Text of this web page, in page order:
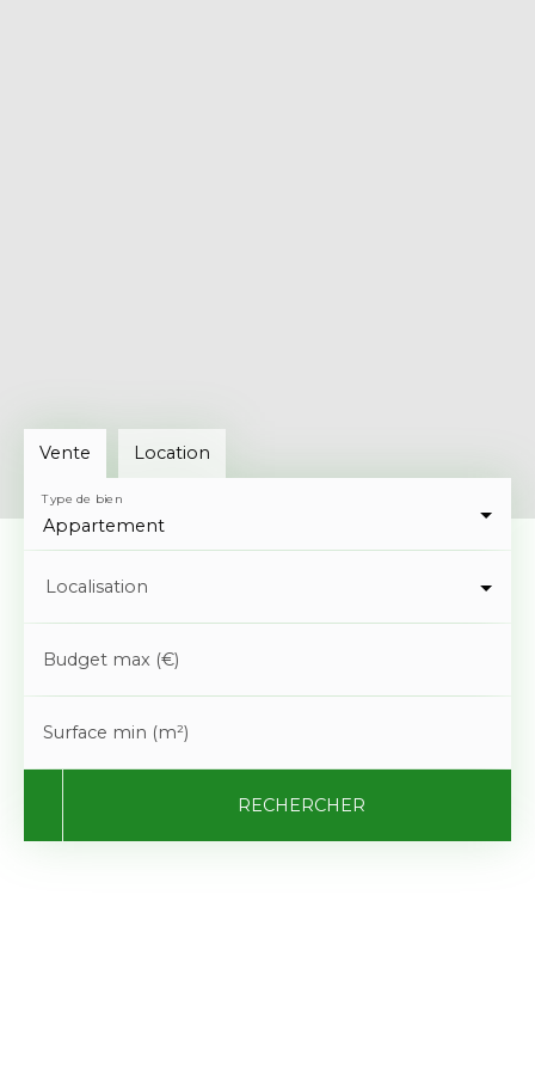
Vente Location
Appartement
Type de bien
Localisation
Budget max (€)
Surface min (m²)
RECHERCHER